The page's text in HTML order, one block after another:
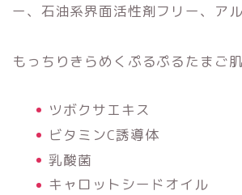
ー、石油系界面活性剤フリー、ア
もっちりきらめくぷるぷるたまご肌
ツボクサエキス
ビタミンC誘導体
乳酸菌
キャロットシードオイル